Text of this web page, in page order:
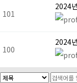
101
2024
100
2024